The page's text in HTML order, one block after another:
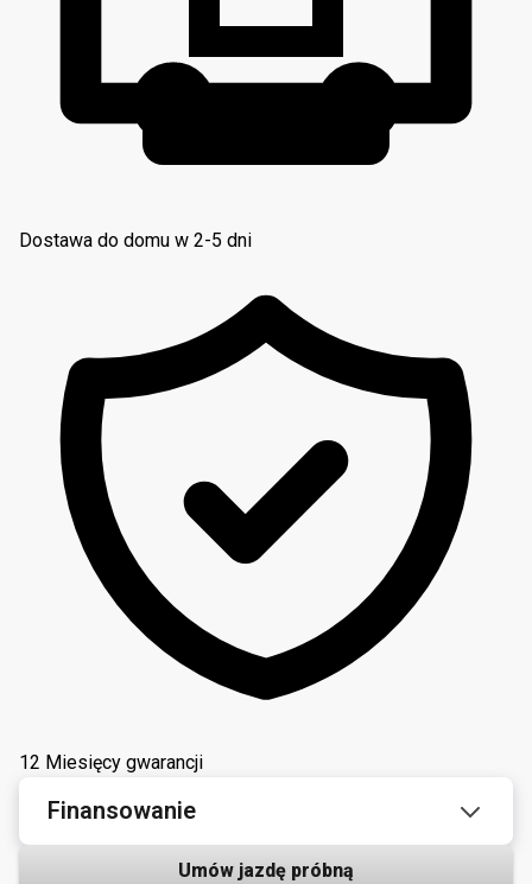
Dostawa do domu w 2-5 dni
12 Miesięcy gwarancji
Finansowanie
Umów jazdę próbną